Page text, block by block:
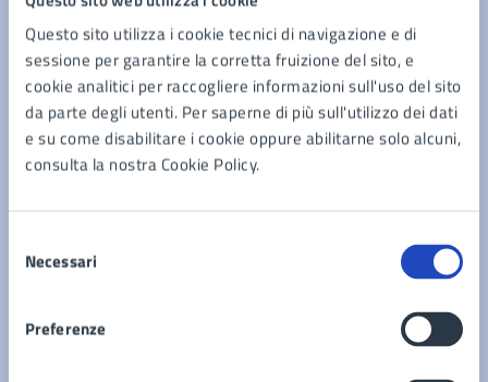
Questo sito utilizza i cookie tecnici di navigazione e di
sessione per garantire la corretta fruizione del sito, e
cookie analitici per raccogliere informazioni sull'uso del sito
da parte degli utenti. Per saperne di più sull'utilizzo dei dati
e su come disabilitare i cookie oppure abilitarne solo alcuni,
consulta la nostra Cookie Policy.
delNecessari
Preferenze
Contatta il comune
Leggi le domande frequenti
Richiedi assistenza
Problemi in città